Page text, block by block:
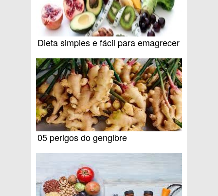
Dieta simples e fácil para emagrecer
05 perigos do gengibre